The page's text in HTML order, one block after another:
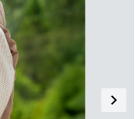
keyboard_arrow_right